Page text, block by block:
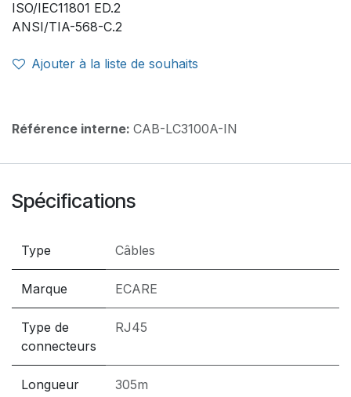
ISO/IEC11801 ED.2
ANSI/TIA-568-C.2
Ajouter à la liste de souhaits
Référence interne: CAB-LC3100A-IN
Spécifications
Type Câbles
Marque ECARE
Type de
connecteurs
RJ45
Longueur 305m